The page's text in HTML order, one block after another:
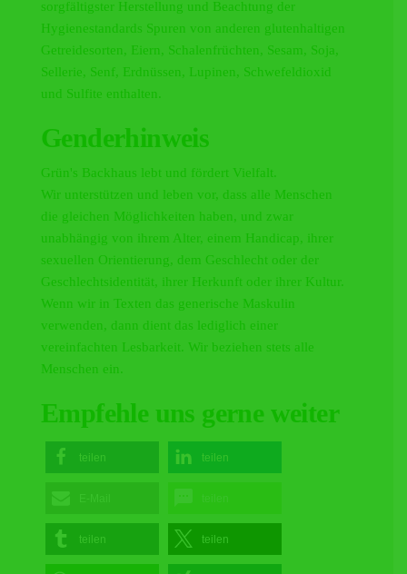
sorgfältigster Herstellung und Beachtung der
Hygienestandards Spuren von anderen glutenhaltigen
Getreidesorten, Eiern, Schalenfrüchten, Sesam, Soja,
Sellerie, Senf, Erdnüssen, Lupinen, Schwefeldioxid
und Sulfite enthalten.
Genderhinweis
Grün's Backhaus lebt und fördert Vielfalt.
Wir unterstützen und leben vor, dass alle Menschen
die gleichen Möglichkeiten haben, und zwar
unabhängig von ihrem Alter, einem Handicap, ihrer
sexuellen Orientierung, dem Geschlecht oder der
Geschlechtsidentität, ihrer Herkunft oder ihrer Kultur.
Wenn wir in Texten das generische Maskulin
verwenden, dann dient das lediglich einer
vereinfachten Lesbarkeit. Wir beziehen stets alle
Menschen ein.
Empfehle uns gerne weiter
teilen teilen
teilen teilen